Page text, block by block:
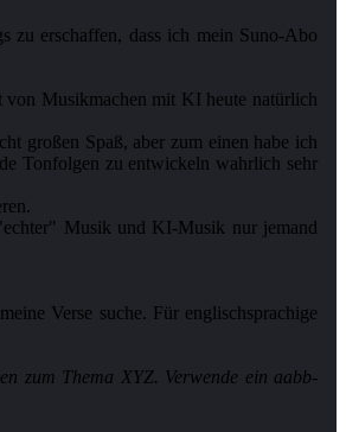
zu erschaffen, dass ich mein Suno-Abo
von Musikmachen mit KI heute natürlich
großen Spaß, aber zum einen habe ich
Tonfolgen zu entwickeln wahrlich sehr
Musik und KI-Musik nur jemand
Verse suche. Für englischsprachige
zum Thema XYZ. Verwende ein aabb-